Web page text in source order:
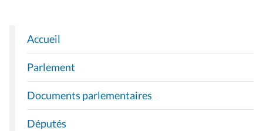
N
A
V
I
G
A
Accueil
Parlement
Documents parlementaires
Députés